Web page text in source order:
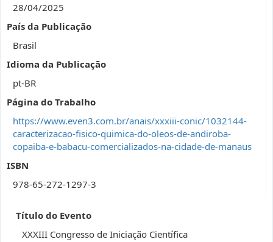
28/04/2025
País da Publicação
Brasil
Idioma da Publicação
pt-BR
Página do Trabalho
https://www.even3.com.br/anais/xxxiii-conic/1032144-
caracterizacao-fisico-quimica-do-oleos-de-andiroba-
copaiba-e-babacu-comercializados-na-cidade-de-manaus
ISBN
978-65-272-1297-3
Título do Evento
XXXIII Congresso de Iniciação Científica